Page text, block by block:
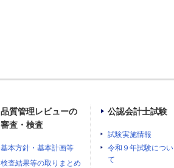
品質管理レビューの
審査・検査
基本方針・基本計画等
検査結果等の取りまとめ
公認会計士試験
試験実施情報
令和９年試験につい
て